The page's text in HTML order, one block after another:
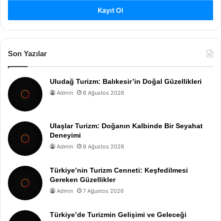
Kayıt Ol
Son Yazılar
Uludağ Turizm: Balıkesir’in Doğal Güzellikleri
Admin 8 Ağustos 2026
Ulaşlar Turizm: Doğanın Kalbinde Bir Seyahat
Deneyimi
Admin 8 Ağustos 2026
Türkiye’nin Turizm Cenneti: Keşfedilmesi
Gereken Güzellikler
Admin 7 Ağustos 2026
Türkiye’de Turizmin Gelişimi ve Geleceği